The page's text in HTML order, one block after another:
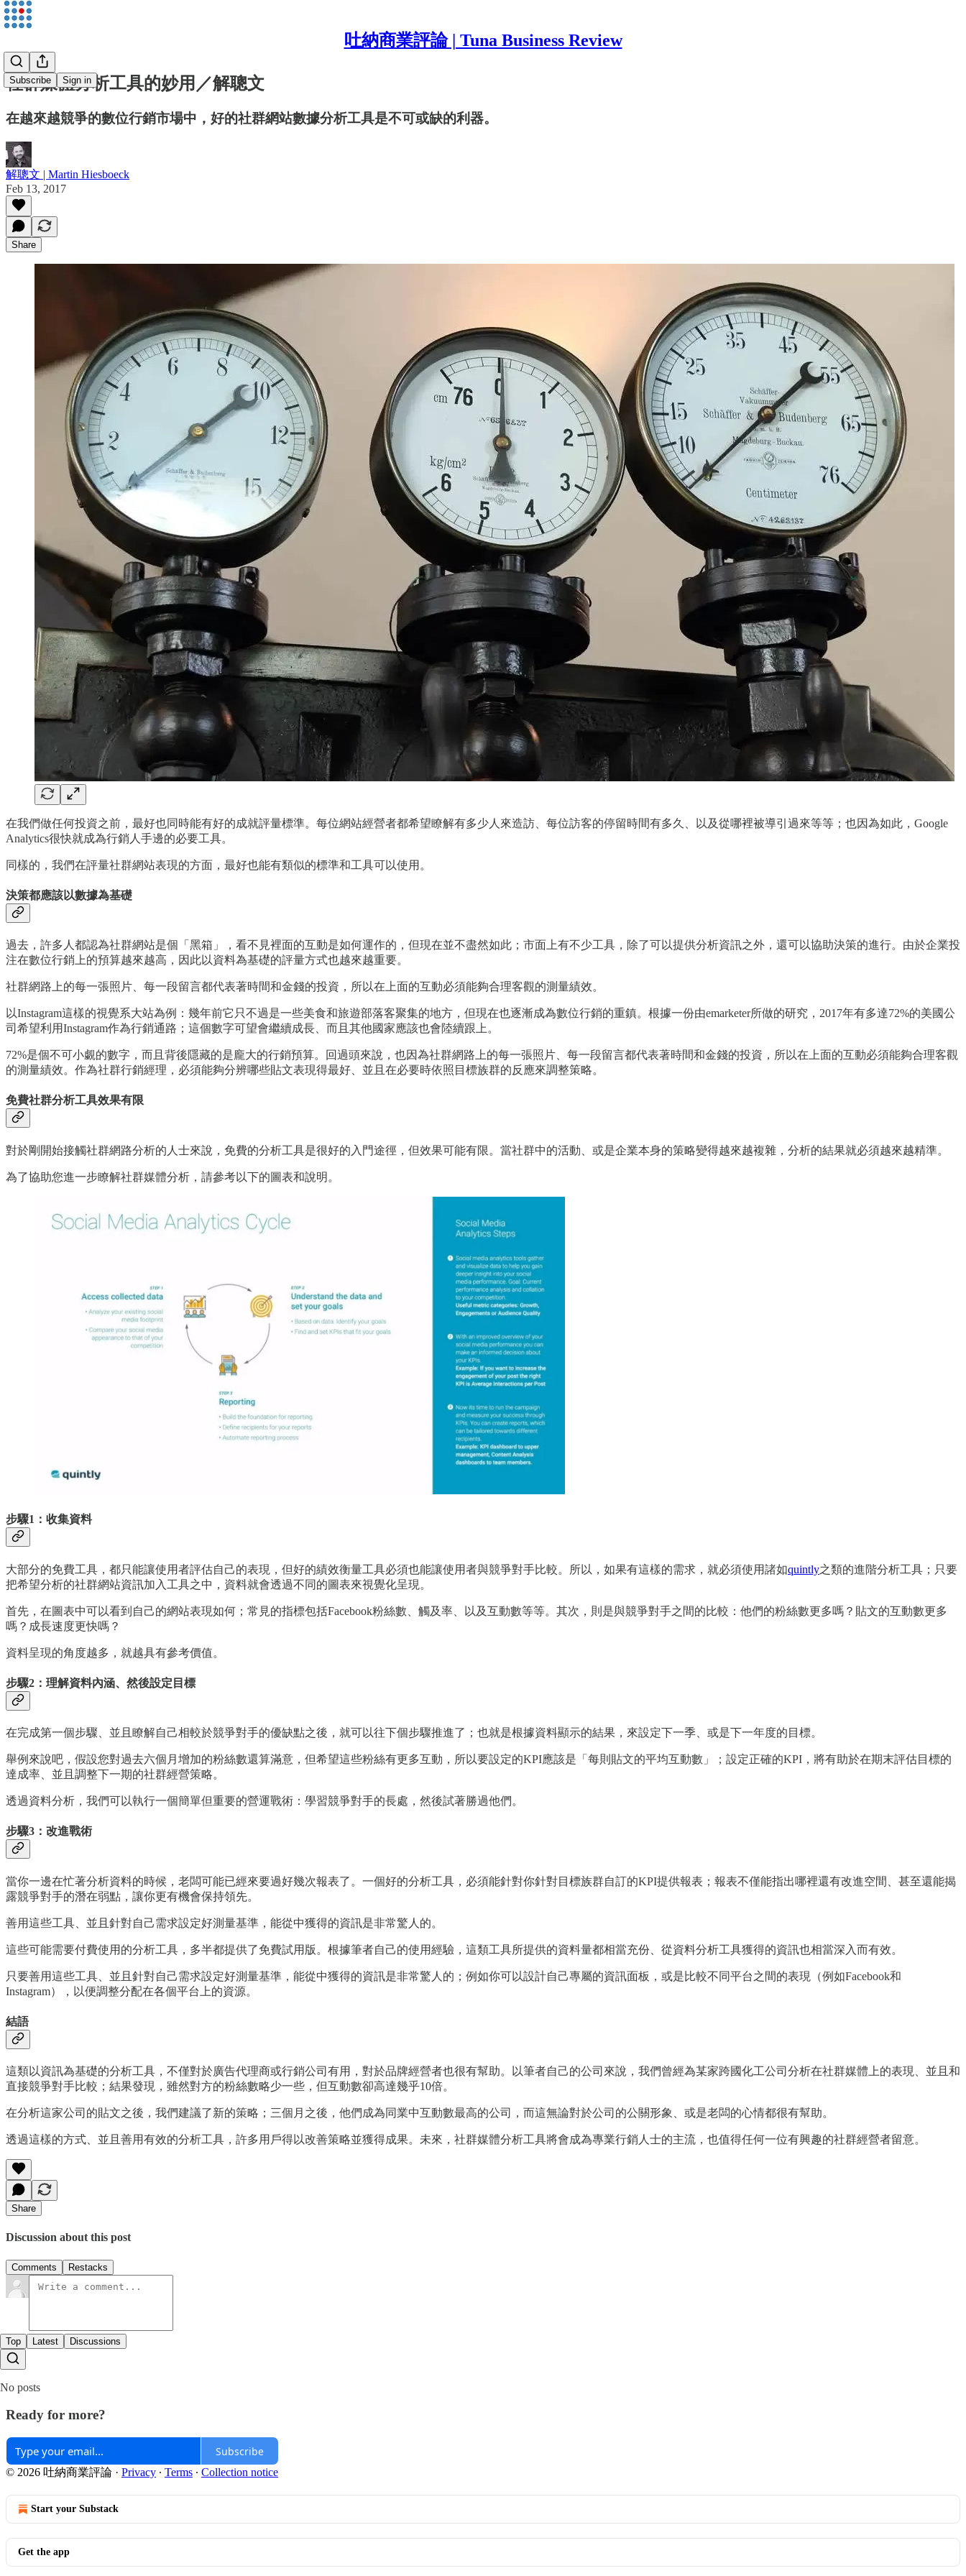
吐納商業評論 | Tuna Business Review
Subscribe Sign in
社群媒體分析工具的妙用／解聰文
在越來越競爭的數位行銷市場中，好的社群網站數據分析工具是不可或缺的利器。
解聰文 | Martin Hiesboeck
Feb 13, 2017
Share
在我們做任何投資之前，最好也同時能有好的成就評量標準。每位網站經營者都希望瞭解有多少人來造訪、每位訪客的停留時間有多久、以及從哪裡被導引過來等等；也因為如此，Google
Analytics很快就成為行銷人手邊的必要工具。
同樣的，我們在評量社群網站表現的方面，最好也能有類似的標準和工具可以使用。
決策都應該以數據為基礎
過去，許多人都認為社群網站是個「黑箱」，看不見裡面的互動是如何運作的，但現在並不盡然如此；市面上有不少工具，除了可以提供分析資訊之外，還可以協助決策的進行。由於企業投
注在數位行銷上的預算越來越高，因此以資料為基礎的評量方式也越來越重要。
社群網路上的每一張照片、每一段留言都代表著時間和金錢的投資，所以在上面的互動必須能夠合理客觀的測量績效。
以Instagram這樣的視覺系大站為例：幾年前它只不過是一些美食和旅遊部落客聚集的地方，但現在也逐漸成為數位行銷的重鎮。根據一份由emarketer所做的研究，2017年有多達72%的美國公
司希望利用Instagram作為行銷通路；這個數字可望會繼續成長、而且其他國家應該也會陸續跟上。
72%是個不可小覷的數字，而且背後隱藏的是龐大的行銷預算。回過頭來說，也因為社群網路上的每一張照片、每一段留言都代表著時間和金錢的投資，所以在上面的互動必須能夠合理客觀
的測量績效。作為社群行銷經理，必須能夠分辨哪些貼文表現得最好、並且在必要時依照目標族群的反應來調整策略。
免費社群分析工具效果有限
對於剛開始接觸社群網路分析的人士來說，免費的分析工具是很好的入門途徑，但效果可能有限。當社群中的活動、或是企業本身的策略變得越來越複雜，分析的結果就必須越來越精準。
為了協助您進一步瞭解社群媒體分析，請參考以下的圖表和說明。
步驟1：收集資料
大部分的免費工具，都只能讓使用者評估自己的表現，但好的績效衡量工具必須也能讓使用者與競爭對手比較。所以，如果有這樣的需求，就必須使用諸如quintly之類的進階分析工具；只要
把希望分析的社群網站資訊加入工具之中，資料就會透過不同的圖表來視覺化呈現。
首先，在圖表中可以看到自己的網站表現如何；常見的指標包括Facebook粉絲數、觸及率、以及互動數等等。其次，則是與競爭對手之間的比較：他們的粉絲數更多嗎？貼文的互動數更多
嗎？成長速度更快嗎？
資料呈現的角度越多，就越具有參考價值。
步驟2：理解資料內涵、然後設定目標
在完成第一個步驟、並且瞭解自己相較於競爭對手的優缺點之後，就可以往下個步驟推進了；也就是根據資料顯示的結果，來設定下一季、或是下一年度的目標。
舉例來說吧，假設您對過去六個月增加的粉絲數還算滿意，但希望這些粉絲有更多互動，所以要設定的KPI應該是「每則貼文的平均互動數」；設定正確的KPI，將有助於在期末評估目標的
達成率、並且調整下一期的社群經營策略。
透過資料分析，我們可以執行一個簡單但重要的營運戰術：學習競爭對手的長處，然後試著勝過他們。
步驟3：改進戰術
當你一邊在忙著分析資料的時候，老闆可能已經來要過好幾次報表了。一個好的分析工具，必須能針對你針對目標族群自訂的KPI提供報表；報表不僅能指出哪裡還有改進空間、甚至還能揭
露競爭對手的潛在弱點，讓你更有機會保持領先。
善用這些工具、並且針對自己需求設定好測量基準，能從中獲得的資訊是非常驚人的。
這些可能需要付費使用的分析工具，多半都提供了免費試用版。根據筆者自己的使用經驗，這類工具所提供的資料量都相當充份、從資料分析工具獲得的資訊也相當深入而有效。
只要善用這些工具、並且針對自己需求設定好測量基準，能從中獲得的資訊是非常驚人的；例如你可以設計自己專屬的資訊面板，或是比較不同平台之間的表現（例如Facebook和
Instagram），以便調整分配在各個平台上的資源。
結語
這類以資訊為基礎的分析工具，不僅對於廣告代理商或行銷公司有用，對於品牌經營者也很有幫助。以筆者自己的公司來說，我們曾經為某家跨國化工公司分析在社群媒體上的表現、並且和
直接競爭對手比較；結果發現，雖然對方的粉絲數略少一些，但互動數卻高達幾乎10倍。
在分析這家公司的貼文之後，我們建議了新的策略；三個月之後，他們成為同業中互動數最高的公司，而這無論對於公司的公關形象、或是老闆的心情都很有幫助。
透過這樣的方式、並且善用有效的分析工具，許多用戶得以改善策略並獲得成果。未來，社群媒體分析工具將會成為專業行銷人士的主流，也值得任何一位有興趣的社群經營者留意。
Share
Discussion about this post
Comments Restacks
Top Latest Discussions
No posts
Ready for more?
Subscribe
© 2026 吐納商業評論 · Privacy ∙ Terms ∙ Collection notice
Start your Substack
Get the app